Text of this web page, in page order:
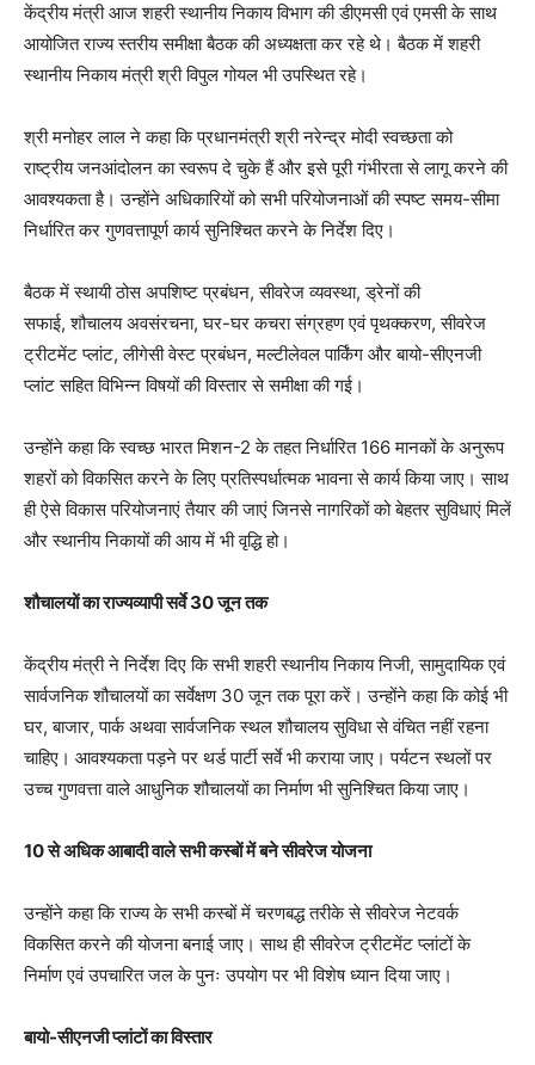
केंद्रीय मंत्री आज शहरी स्थानीय निकाय विभाग की डीएमसी एवं एमसी के साथ
आयोजित राज्य स्तरीय समीक्षा बैठक की अध्यक्षता कर रहे थे। बैठक में शहरी
स्थानीय निकाय मंत्री श्री विपुल गोयल भी उपस्थित रहे।
श्री मनोहर लाल ने कहा कि प्रधानमंत्री श्री नरेन्द्र मोदी स्वच्छता को
राष्ट्रीय जनआंदोलन का स्वरूप दे चुके हैं और इसे पूरी गंभीरता से लागू करने की
आवश्यकता है। उन्होंने अधिकारियों को सभी परियोजनाओं की स्पष्ट समय-सीमा
निर्धारित कर गुणवत्तापूर्ण कार्य सुनिश्चित करने के निर्देश दिए।
बैठक में स्थायी ठोस अपशिष्ट प्रबंधन, सीवरेज व्यवस्था, ड्रेनों की
सफाई, शौचालय अवसंरचना, घर-घर कचरा संग्रहण एवं पृथक्करण, सीवरेज
ट्रीटमेंट प्लांट, लीगेसी वेस्ट प्रबंधन, मल्टीलेवल पार्किंग और बायो-सीएनजी
प्लांट सहित विभिन्न विषयों की विस्तार से समीक्षा की गई।
उन्होंने कहा कि स्वच्छ भारत मिशन-2 के तहत निर्धारित 166 मानकों के अनुरूप
शहरों को विकसित करने के लिए प्रतिस्पर्धात्मक भावना से कार्य किया जाए। साथ
ही ऐसे विकास परियोजनाएं तैयार की जाएं जिनसे नागरिकों को बेहतर सुविधाएं मिलें
और स्थानीय निकायों की आय में भी वृद्धि हो।
शौचालयों का राज्यव्यापी सर्वे30जून तक
केंद्रीय मंत्री ने निर्देश दिए कि सभी शहरी स्थानीय निकाय निजी, सामुदायिक एवं
सार्वजनिक शौचालयों का सर्वेक्षण 30 जून तक पूरा करें। उन्होंने कहा कि कोई भी
घर, बाजार, पार्क अथवा सार्वजनिक स्थल शौचालय सुविधा से वंचित नहीं रहना
चाहिए। आवश्यकता पड़ने पर थर्ड पार्टी सर्वे भी कराया जाए। पर्यटन स्थलों पर
उच्च गुणवत्ता वाले आधुनिक शौचालयों का निर्माण भी सुनिश्चित किया जाए।
10से अधिक आबादी वाले सभी कस्बों में बने सीवरेज योजना
उन्होंने कहा कि राज्य के सभी कस्बों में चरणबद्ध तरीके से सीवरेज नेटवर्क
विकसित करने की योजना बनाई जाए। साथ ही सीवरेज ट्रीटमेंट प्लांटों के
निर्माण एवं उपचारित जल के पुनः उपयोग पर भी विशेष ध्यान दिया जाए।
बायो-सीएनजी प्लांटों का विस्तार